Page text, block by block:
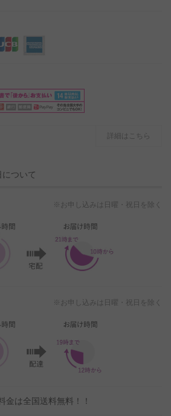
詳細はこちら
ついて
※お申し込みは日曜・祝日を除く
※お申し込みは日曜・祝日を除く
金は全国送料無料！！